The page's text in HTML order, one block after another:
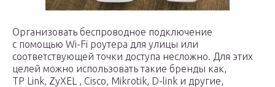
Организовать беспроводное подключение
с помощью Wi-Fi роутера для улицы или
соответствующей точки доступа несложно. Для этих
целей можно использовать такие бренды как,
TP Link, ZyXEL , Cisco, Mikrotik, D-link и другие,